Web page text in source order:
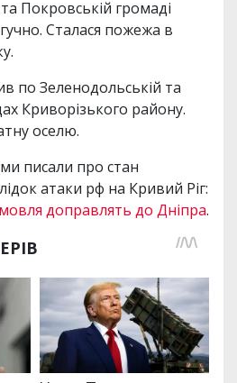
Покровській громаді
Сталася пожежа в
по Зеленодольській та
Криворізького району.
оселю.
писали про стан
атаки рф на Кривий Ріг:
доправлять до Дніпра.